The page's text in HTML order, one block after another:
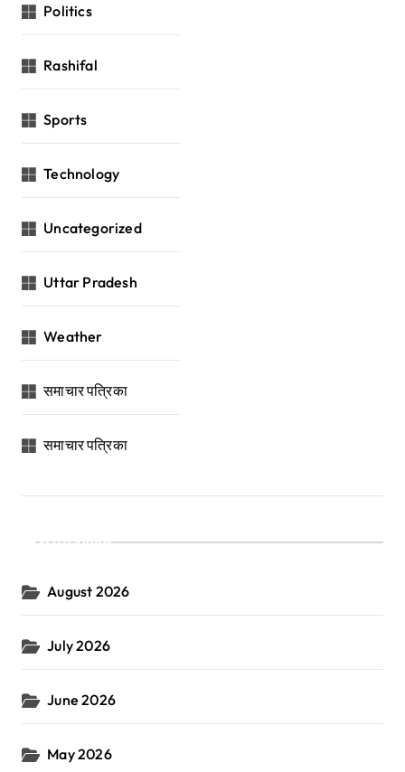
Politics
Rashifal
Sports
Technology
Uncategorized
Uttar Pradesh
Weather
समाचार पत्रिका
समाचार पत्रिका
Archives
August 2026
July 2026
June 2026
May 2026